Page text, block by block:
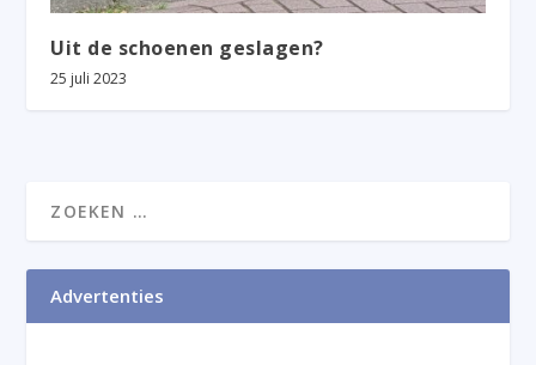
Uit de schoenen geslagen?
25 juli 2023
Advertenties